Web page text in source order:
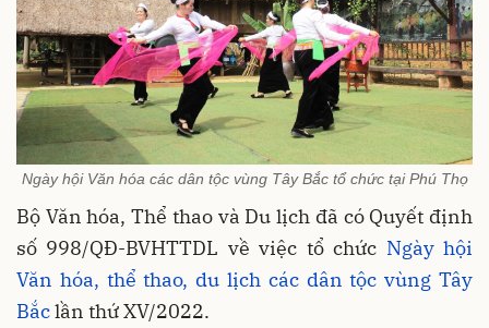
Ngày hội Văn hóa các dân tộc vùng Tây Bắc tổ chức tại Phú Thọ
Bộ Văn hóa, Thể thao và Du lịch đã có Quyết định
số 998/QĐ-BVHTTDL về việc tổ chức Ngày hội
Văn hóa, thể thao, du lịch các dân tộc vùng Tây
Bắclần thứ XV/2022.